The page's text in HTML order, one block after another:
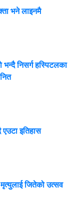
भने लाइनमै
भन्दै निसर्ग हस्पिटलका
एउटा इतिहास
मृत्युलाई जितेको उत्सव